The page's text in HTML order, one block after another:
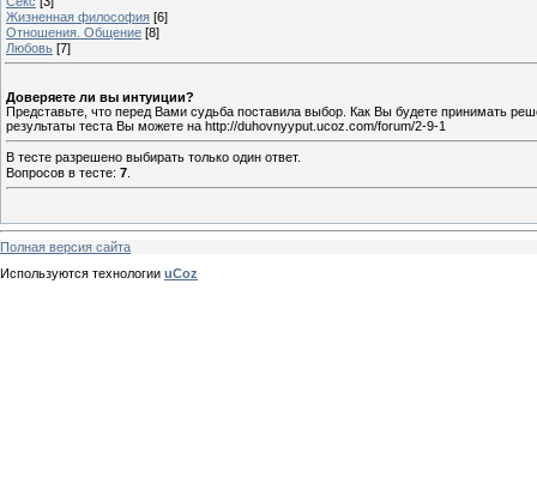
Жизненная философия [6]
Отношения. Общение [8]
Любовь [7]
Доверяете ли вы интуиции?
Представьте, что перед Вами судьба поставила выбор. Как Вы будете принимать
результаты теста Вы можете на http://duhovnyyput.ucoz.com/forum/2-9-1
В тесте разрешено выбирать только один ответ.
Вопросов в тесте: 7
Полная версия сайта
Используются технологии uCoz